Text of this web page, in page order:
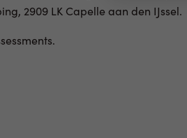
2909 LK Capelle aan den IJssel.